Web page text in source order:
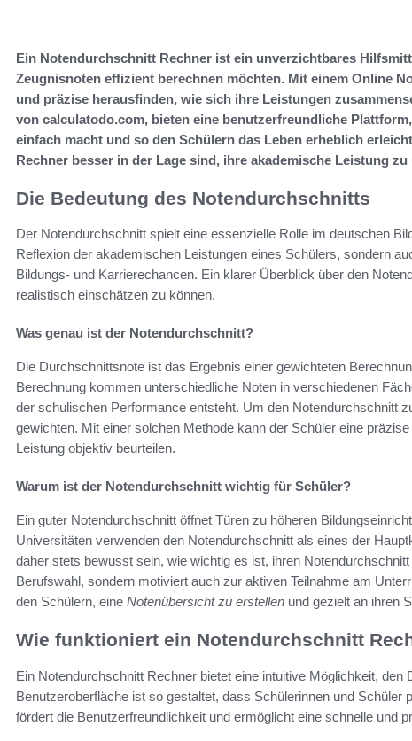
Ein Notendurchschnitt Rechner ist ein unverzichtbares
Zeugnisnoten effizient berechnen möchten. Mit einem Online
und präzise herausfinden, wie sich ihre Leistungen
von calculatodo.com, bieten eine benutzerfreundliche
einfach macht und so den Schülern das Leben erheblich
Rechner besser in der Lage sind, ihre akademische Leistung
Die Bedeutung des Notendurchschnitts
Der Notendurchschnitt spielt eine essenzielle Rolle im deutschen
Reflexion der akademischen Leistungen eines Schülers, sondern
Bildungs- und Karrierechancen. Ein klarer Überblick über den
realistisch einschätzen zu können.
Was genau ist der Notendurchschnitt?
Die Durchschnittsnote ist das Ergebnis einer gewichteten
Berechnung kommen unterschiedliche Noten in verschiedenen
der schulischen Performance entsteht. Um den Notendurchschnitt
gewichten. Mit einer solchen Methode kann der Schüler eine präzise
Leistung objektiv beurteilen.
Warum ist der Notendurchschnitt wichtig für Schüler?
Ein guter Notendurchschnitt öffnet Türen zu höheren
Universitäten verwenden den Notendurchschnitt als eines der
daher stets bewusst sein, wie wichtig es ist, ihren
Berufswahl, sondern motiviert auch zur aktiven Teilnahme am
den Schülern, eine Notenübersicht zu erstellen und gezielt an ihren
Wie funktioniert ein Notendurchschnitt
Ein Notendurchschnitt Rechner bietet eine intuitive Möglichkeit,
Benutzeroberfläche ist so gestaltet, dass Schülerinnen und Schüler
fördert die Benutzerfreundlichkeit und ermöglicht eine schnelle und